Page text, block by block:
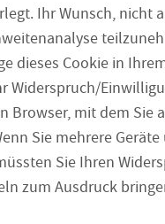
Ihr Wunsch, nicht
dieses Cookie in
Widerspruch/
Browser, mit dem Sie
Sie mehrere
Sie Ihren
zum Ausdruck